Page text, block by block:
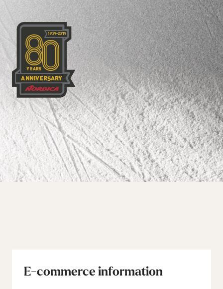
E-commerce information